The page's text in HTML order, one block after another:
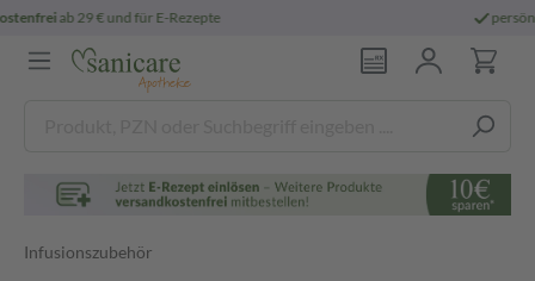
persönliche
Infusionszubehör